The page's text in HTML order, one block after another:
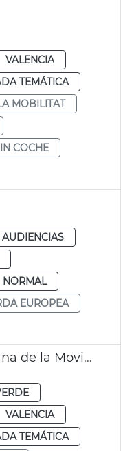
VALENCIA
TEMÁTICA
MOBILITAT
COCHE
NORMAL
EUROPEA
Recompensas EMT Semana de la Movilidad
VALENCIA
TEMÁTICA